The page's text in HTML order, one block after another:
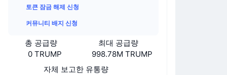
토큰 잠금 해제 신청
커뮤니티 배지 신청
총 공급량
0 TRUMP
최대 공급량
998.78M TRUMP
자체 보고한 유통량